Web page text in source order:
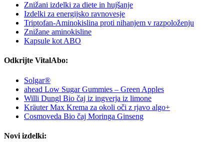
Znižani izdelki za diete in hujšanje
Izdelki za energijsko ravnovesje
Triptofan-Aminokislina proti nihanjem v razpoloženju
Znižane aminokisline
Kapsule kot ABO
Odkrijte VitalAbo:
Solgar®
ahead Low Sugar Gummies – Green Apples
Willi Dungl Bio čaj iz ingverja iz limone
Kräuter Max Krema za okoli oči z rjavo algo+
Cosmoveda Bio čaj Moringa Ginseng
Novi izdelki: